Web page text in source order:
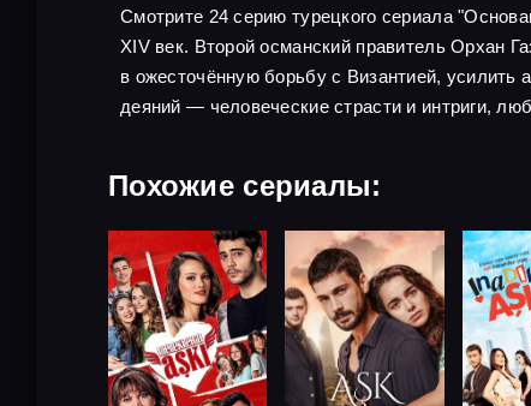
Смотрите 24 серию турецкого сериала
XIV век. Второй османский правитель Орхан
в ожесточённую борьбу с Византией, усилить
деяний — человеческие страсти и интриги,
Похожие сериалы: